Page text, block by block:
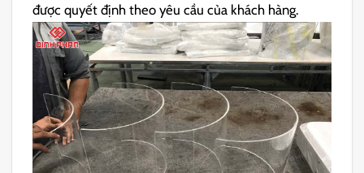
được quyết định theo yêu cầu của khách hàng.